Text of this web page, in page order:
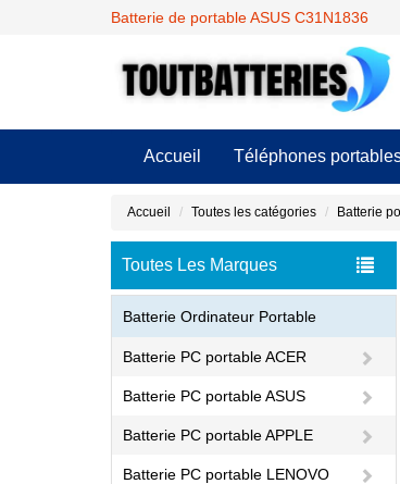
Batterie de portable ASUS C31N1836
Accueil Téléphones
Accueil Toutes les catégories Batterie
Toutes Les Marques
Batterie Ordinateur Portable
Batterie PC portable ACER
Batterie PC portable ASUS
Batterie PC portable APPLE
Batterie PC portable LENOVO